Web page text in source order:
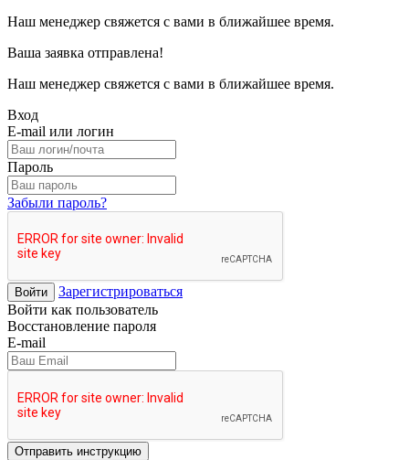
Наш менеджер свяжется с вами в ближайшее время.
Ваша заявка отправлена!
Наш менеджер свяжется с вами в ближайшее время.
Вход
E-mail или логин
Пароль
Забыли пароль?
Войти
Зарегистрироваться
Войти как пользователь
Восстановление пароля
E-mail
Отправить инструкцию